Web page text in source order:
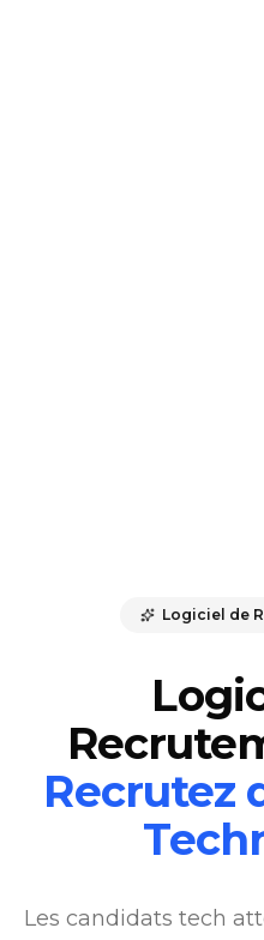
Logiciel de
Recrutez
Les candidats tech